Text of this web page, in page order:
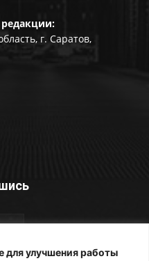
улучшения работы
г. Саратов,